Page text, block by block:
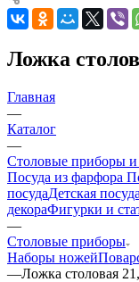
Ложка
Главная
—
Каталог
—
Столовые приборы
Посуда из фарфора
посудаДетская посуда
декораФигурки и
—
Столовые приборы
Наборы ножей
—Ложка столовая